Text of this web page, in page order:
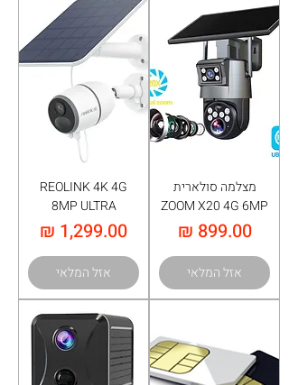
מצלמה סולארית
ZOOM X20 4G 6MP
מחיר‏899.00 ‏₪
אזל המלאי
REOLINK 4K 4G
8MP ULTRA
מחיר
אזל המלאי